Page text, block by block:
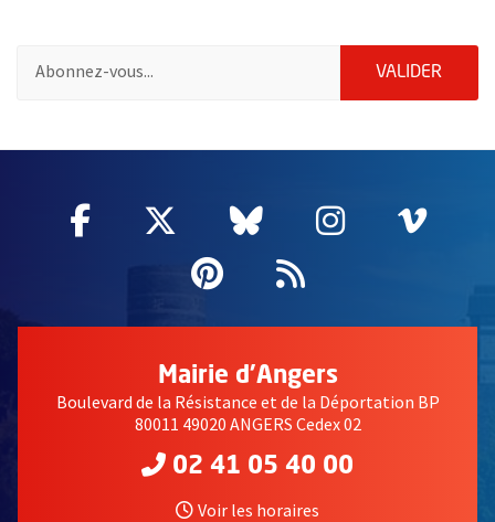
VALIDER
Facebook
, Ouvre une nouvelle fenêtre
Twitter
, Ouvre une nouvelle
Bluesky
, Ouvre une
Instagram
, Ouvre
,
Pinterest
, Ouvre une
Flux RSS
Mairie d'Angers
Boulevard de la Résistance et de la Déportation BP
80011 49020 ANGERS Cedex 02
02 41 05 40 00
Voir les horaires